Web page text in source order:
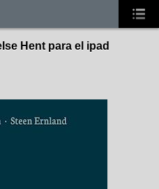
Hent para el ipad